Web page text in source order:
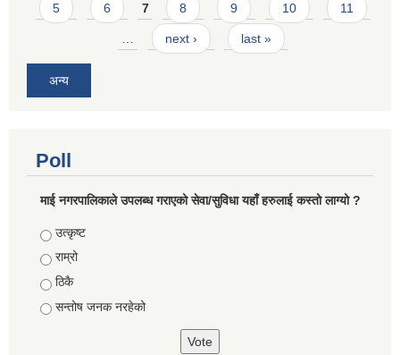
5 6 7 8 9 10 11
… next › last »
अन्य
Poll
माई नगरपालिकाले उपलब्ध गराएको सेवा/सुविधा यहाँ हरुलाई कस्तो लाग्यो ?
Choices
उत्कृष्ट
राम्रो
ठिकै
सन्तोष जनक नरहेको